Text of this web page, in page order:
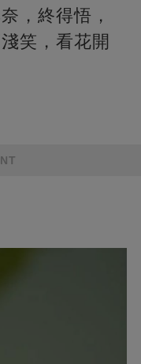
，終得悟，
笑，看花開